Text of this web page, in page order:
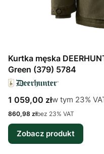
Kurtka męska
Green (379) 5784
Cena brutto
1 059,00 złw tym %s VAT
w tym 23%
Cena netto
860,98 złbez 23% VAT
Zobacz produkt